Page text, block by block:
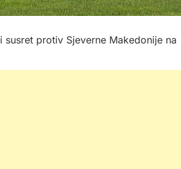
protiv Sjeverne Makedonije na